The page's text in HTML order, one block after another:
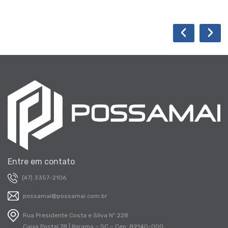
‹ ›
Entre em contato
(47) 3357-2106
possamai@possamai.com.br
Rua Presidente Costa e Silva Nº 228
Caixa Postal 78 | Ibirama – SC – Cep: 89140-000